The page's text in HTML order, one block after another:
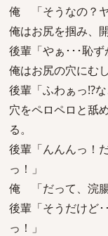
俺 「そうなの？ヤ
俺はお尻を掴み、
後輩「やぁ･･･恥ず
俺はお尻の穴にむ
後輩「ふわぁっ!?
穴をペロペロと舐
る。
後輩「んんんっ！
っ！」
俺 「だって、浣腸
後輩「そうだけど
っ！」